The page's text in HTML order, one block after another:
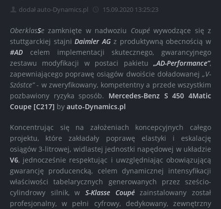
dodał auto-Dynamics.pl 15.09.2020 13:25:23
OberklasSe zamknięte w nadwoziu Coupéwywodzące się z
stuttgarckiej stajniDaimler AG z produktywną obecnością w
#AD celem implementacji skutecznego, gwarancyjnego
zestawu modyfikacji w postaci pakietu „AD-Performance”,
zapewniającego poprawę osiągów dwoiście doładowanej „V-
Szóstce”- w zweryfikowany, kompetentny a przede wszystkim
pozbawiony ryzyka sposób. Mercedes-Benz S 450 4Matic
Coupe [C217] by auto-Dynamics.pl
Koncentrując się na założeniach koncepcyjnych całego
projektu, które zakładały poprawę elastyki i eskalację
osiągów 3-litrowej, widlastej jednostki napędowej w układzie
V6, jednocześnie respektując i uwzględniając obowiązującą
gwarancję producencką, celem dynamicznej intensyfikacji
właściwości tabelarycznych generowanych przez sześcio-
cylindrowy silnik, w S-Klasse Coupézainstalowany został
profesjonalny, w pełni cyfrowy, dedykowany, zewnętrzny